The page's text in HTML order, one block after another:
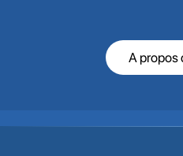
A propos